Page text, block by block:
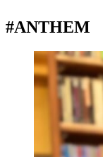
#ANTHEM